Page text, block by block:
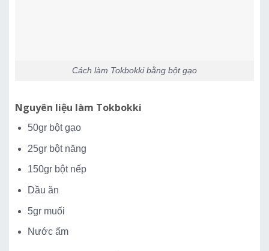
Cách làm Tokbokki bằng bột gạo
Nguyên liệu làm Tokbokki
50gr bột gạo
25gr bột năng
150gr bột nếp
Dầu ăn
5gr muối
Nước ấm